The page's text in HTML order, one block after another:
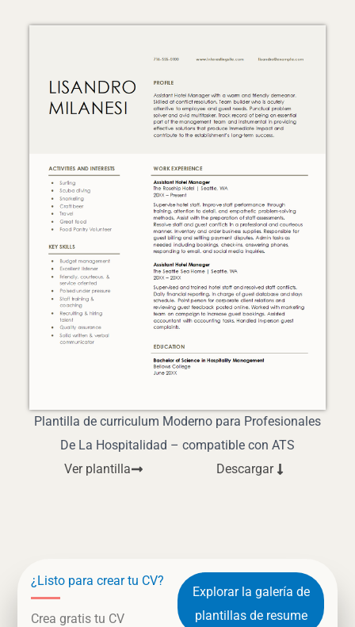
Plantilla de curriculum Moderno para Profesionales
De La Hospitalidad – compatible con ATS
Ver plantilla
Descargar
¿Listo para crear tu CV?
Crea gratis tu CV
Explorar la galería de
plantillas de resume